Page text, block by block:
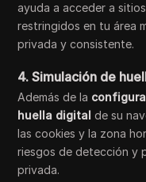
ayuda a acceder a
restringidos en tu área
privada y consistente.
4. Simulación de
Además de la
huella digital de su
las cookies y la zona
riesgos de detección y
privada.